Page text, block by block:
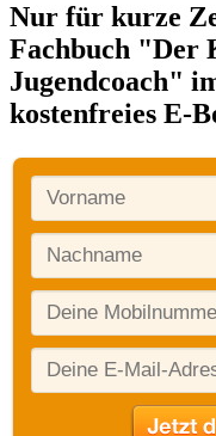
Nur für kurze
Fachbuch "Der
Jugendcoach"
kostenfreies E-